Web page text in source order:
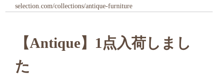
selection.com/collections/antique-furniture
【Antique】1点入荷しまし
た